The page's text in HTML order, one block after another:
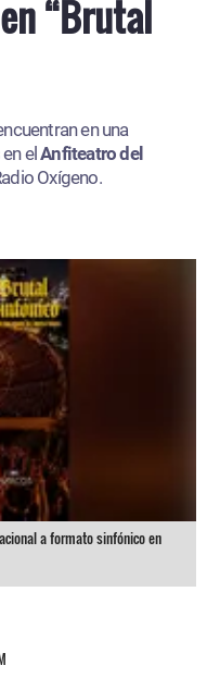
“Brutal
en una
en elAnfiteatro del
Oxígeno.
a formato sinfónico en